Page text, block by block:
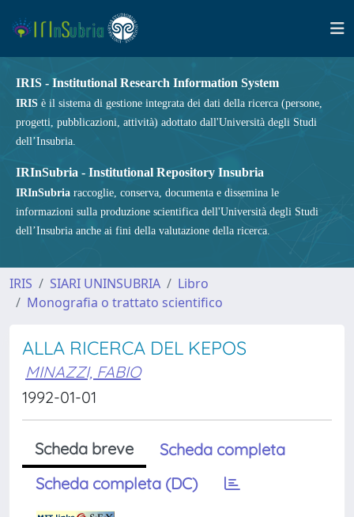
IRIS - Institutional Research Information System
IRIS è il sistema di gestione integrata dei dati della ricerca (persone,
progetti, pubblicazioni, attività) adottato dall'Università degli Studi
dell’Insubria.
IRInSubria - Institutional Repository Insubria
IRInSubria raccoglie, conserva, documenta e dissemina le
informazioni sulla produzione scientifica dell'Università degli Studi
dell’Insubria anche ai fini della valutazione della ricerca.
IRIS SIARI UNINSUBRIA
Libro
Monografia o trattato scientifico
ALLA RICERCA DEL KEPOS
MINAZZI, FABIO
1992-01-01
Scheda breve
Scheda completa
Scheda completa (DC)